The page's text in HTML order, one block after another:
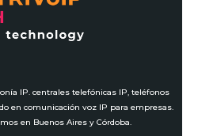
IP. centrales telefónicas IP, teléfonos
en comunicación voz IP para empresas.
en Buenos Aires y Córdoba.